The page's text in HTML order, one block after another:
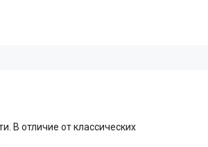
В отличие от классических